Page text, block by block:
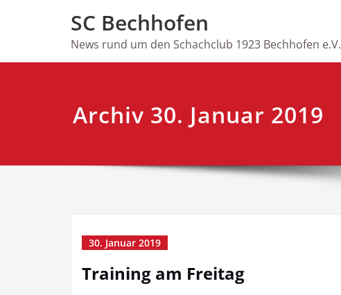
SC Bechhofen
News rund um den Schachclub 1923 Bechhofen e.V.
Archiv 30. Januar 2019
30. Januar 2019
Training am Freitag